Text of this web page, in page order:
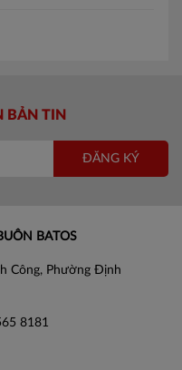
BẢN TIN
ĐĂNG KÝ
BATOS
Công, Phường Định
8181